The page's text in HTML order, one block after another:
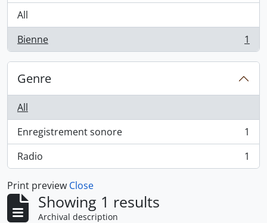
All
Bienne
, 1 results 1
Genre
All
Enregistrement sonore
, 1 results
1
Radio
, 1 results 1
Print preview Close
Showing 1 results
Archival description